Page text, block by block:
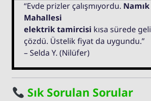
“Evde prizler çalışmıyordu.
Mahallesi
elektrik tamircisi kısa sürede
çözdü. Üstelik fiyat da uygundu.”
– Selda Y. (Nilüfer)
Sık Sorulan Sorular